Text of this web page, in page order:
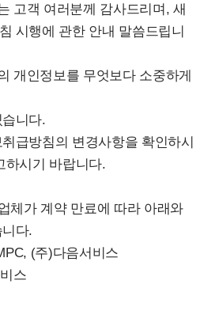
고객 여러분께 감사드리며, 새
시행에 관한 안내 말씀드립니
개인정보를 무엇보다 소중하게
니다.
급방침의 변경사항을 확인하시
하시기 바랍니다.
체가 계약 만료에 따라 아래와
다.
(주)다음서비스
스